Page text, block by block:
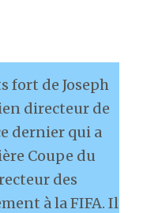
fort de Joseph
directeur de
dernier qui a
Coupe du
des
à la FIFA. Il